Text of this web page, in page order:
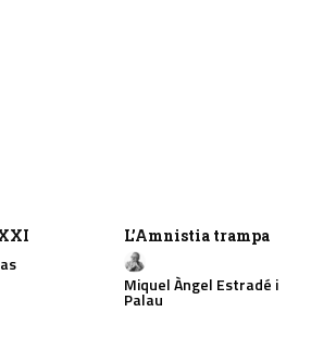
L’Amnistia trampa
Miquel Àngel Estradé i
Palau